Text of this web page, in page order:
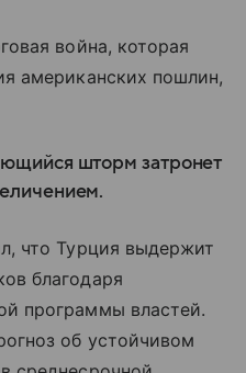
война, которая
американских пошлин,
шторм затронет
что Турция выдержит
благодаря
программы властей.
об устойчивом